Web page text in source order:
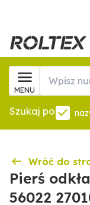
MENU
Szukaj po
Wróć do
Pierś
56022